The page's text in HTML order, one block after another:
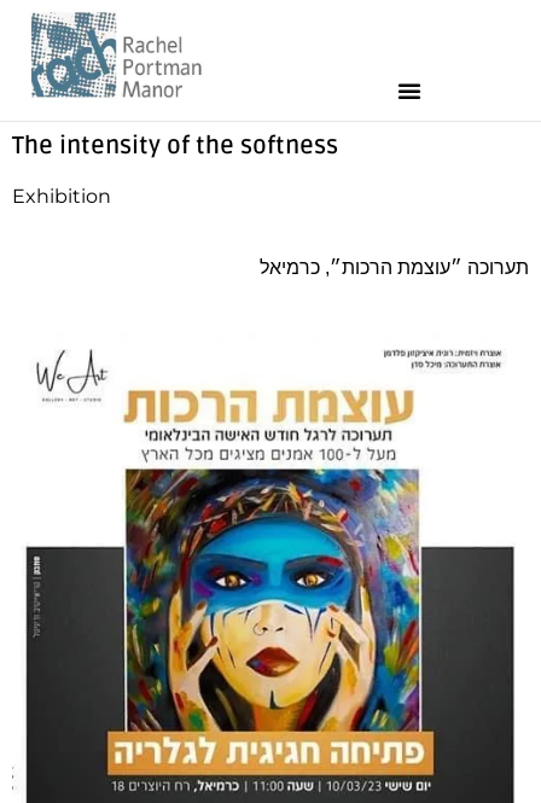
The intensity of the softness
Exhibition
תערוכה ״עוצמת הרכות״, כרמיאל